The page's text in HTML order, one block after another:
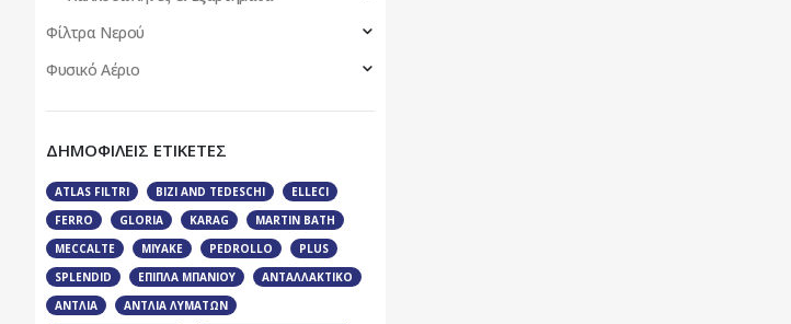
Φίλτρα Νερού
Φυσικό Αέριο
ΔΗΜΟΦΙΛΕΙΣ ΕΤΙΚΕΤΕΣ
ATLAS FILTRI BIZI AND TEDESCHI
ELLECI
FERRO
GLORIA KARAG
MARTIN BATH
MECCALTE
MIYAKE PEDROLLO
PLUS
SPLENDID
ΈΠΙΠΛΑ ΜΠΆΝΙΟΥ
ΑΝΤΑΛΛΑΚΤΙΚΌ
ΑΝΤΛΊΑ
ΑΝΤΛΊΑ ΛΥΜΆΤΩΝ